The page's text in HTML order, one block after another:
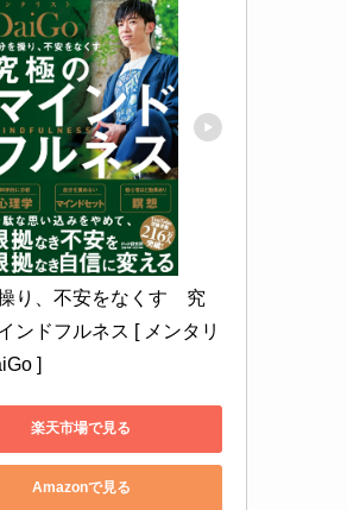
り、不安をなくす　究
ンドフルネス [ メンタリ
]
楽天市場で見る
Amazonで見る